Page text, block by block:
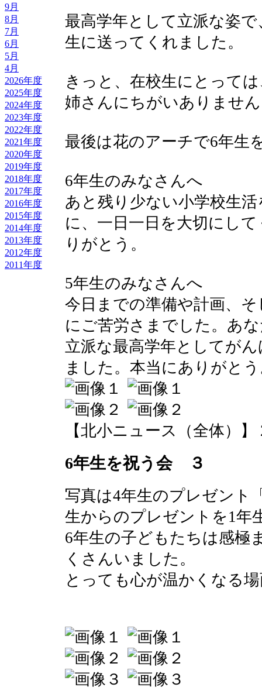
9月
8月
7月
6月
5月
4月
2026年度
2025年度
2024年度
2023年度
2022年度
2021年度
2020年度
2019年度
2018年度
2017年度
2016年度
2015年度
2014年度
2013年度
2012年度
2011年度
最高学年として立派な姿
生に送ってくれました。
きっと、在校生にとって
姉さんにちがいありませ
最後は花のアーチで6年生
6年生のみなさんへ
あと残り少ない小学校生
に、一日一日を大切にし
りがとう。
5年生のみなさんへ
今日までの準備や計画、
にご苦労さまでした。あ
立派な最高学年としてが
ました。本当にありがと
【北小ニュース（全体）】
6年生を祝う会 ３
写真は4年生のプレゼント
生からのプレゼントを1年
6年生の子どもたちは感極
くさんいました。
とっても心が温かくなる